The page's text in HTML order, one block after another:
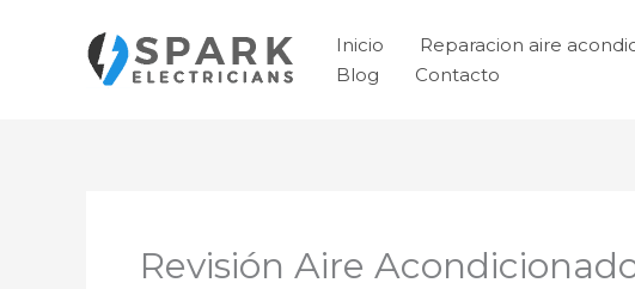
contenido
Inicio Reparacion aire
Blog
Contacto
Revisión Aire